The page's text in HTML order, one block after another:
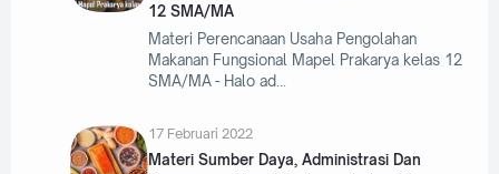
12 SMA/MA
Materi Perencanaan Usaha Pengolahan
Makanan Fungsional Mapel Prakarya kelas 12
SMA/MA - Halo ad
17 Februari 2022
Materi Sumber Daya, Administrasi Dan